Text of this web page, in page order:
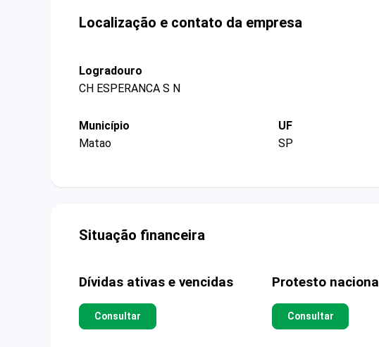
Localização e contato da empresa
Logradouro
CH ESPERANCA S N
Município
Matao
UF
SP
Situação financeira
Dívidas ativas e vencidas
Consultar
Protesto nacional
Consultar